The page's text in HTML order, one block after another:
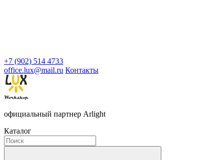
+7 (902) 514 4733
office.lux@mail.ru Контакты
официальный партнер Arlight
Каталог